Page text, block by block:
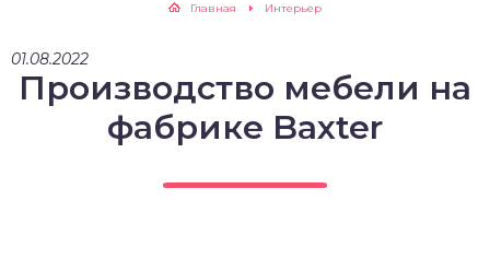
Главная Интерьер
01.08.2022
Производство мебели на
фабрике Baxter